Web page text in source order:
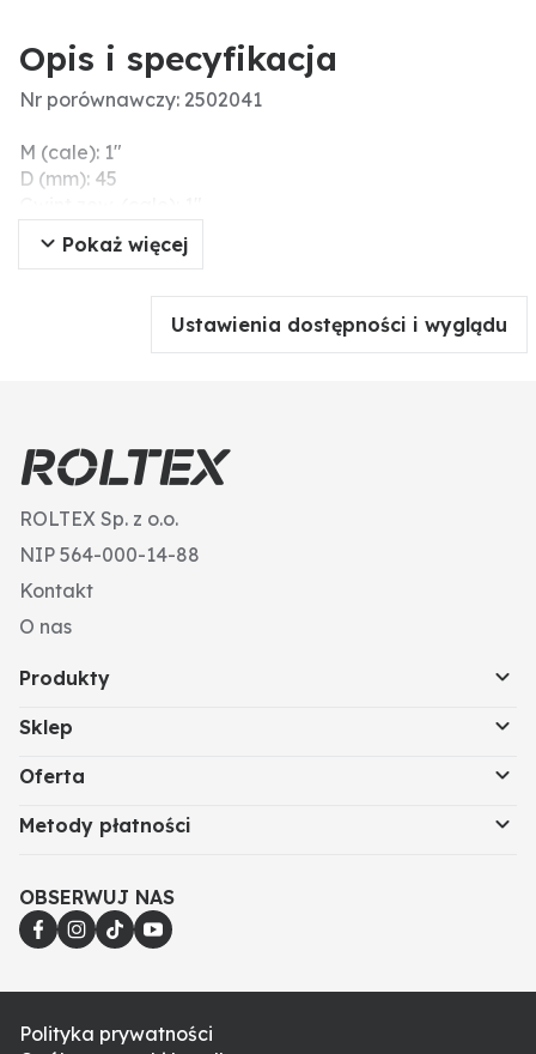
Opis i specyfikacja
Nr porównawczy: 2502041
M (cale): 1"
D (mm): 45
H1 (mm): 22
Materiał: PP
Pokaż więcej
Ustawienia dostępności i wyglądu
ROLTEX Sp. z o.o.
NIP 564-000-14-88
Kontakt
O nas
Produkty
Sklep
Oferta
Metody płatności
OBSERWUJ NAS
Polityka prywatności